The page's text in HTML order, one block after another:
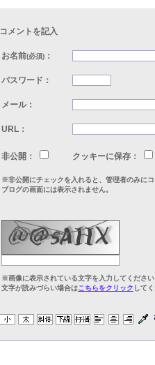
コメントを記入
お名前(必須) ：
パスワード：
メール：
URL：
非公開： クッキーに保存：
※非公開にチェックを入れると、管理者のみに
ブログの画面には表示されません。
※画像に表示されている文字を入力してくださ
文字が読みづらい場合はこちらをクリック して